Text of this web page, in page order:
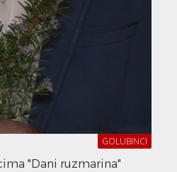
GOLUBINCI
"Dani ruzmarina"